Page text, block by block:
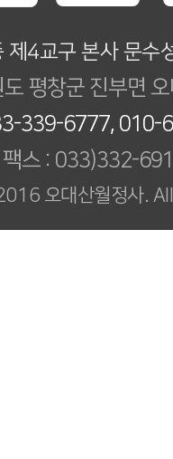
제4교구 본사 문수
평창군 진부면
339-6777, 010-
팩스 : 033)332-
오대산월정사.